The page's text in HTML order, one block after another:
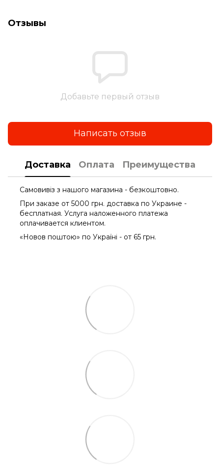
Отзывы
Добавьте первый отзыв
Написать отзыв
Доставка Оплата Преимущества
Самовивіз з нашого магазина - безкоштовно.
При заказе от 5000 грн. доставка по Украине -
бесплатная. Услуга наложенного платежа
оплачиваетcя клиентом.
«Новов поштою» по Україні - от 65 грн.